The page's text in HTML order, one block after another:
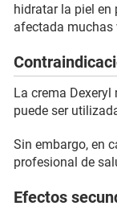
hidratar la piel en
afectada muchas
La crema
puede ser
Sin embargo, en
profesional de
Efectos